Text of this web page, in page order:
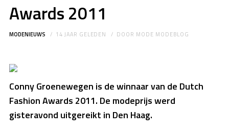
Awards 2011
MODENIEUWS 14 JAAR GELEDEN DOOR MODE MODEBLOG
Conny Groenewegen is de winnaar van de Dutch
Fashion Awards 2011. De modeprijs werd
gisteravond uitgereikt in Den Haag.